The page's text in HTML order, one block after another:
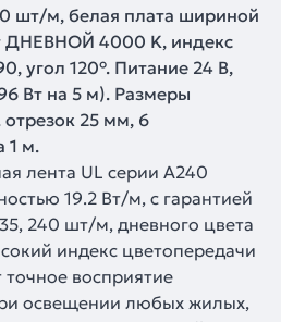
шт/м, белая плата шириной
ДНЕВНОЙ 4000 K, индекс
угол 120°. Питание 24 В,
Вт на 5 м). Размеры
25 мм, 6
1 м.
лента UL серии A240
19.2 Вт/м, с гарантией
240 шт/м, дневного цвета
индекс цветопередачи
восприятие
освещении любых жилых,